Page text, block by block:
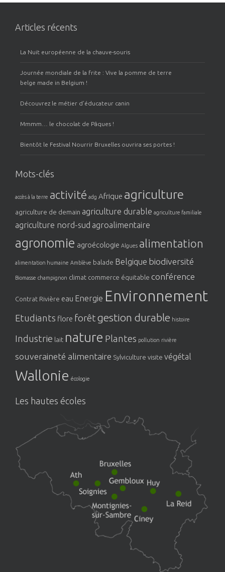
Articles récents
La Nuit européenne de la chauve-souris
Journée mondiale de la frite : Vive la pomme de terre
belge made in Belgium !
Découvrez le métier d’éducateur canin
Mmmm… le chocolat de Pâques !
Bientôt le Festival Nourrir Bruxelles ouvrira ses portes !
Mots-clés
accès à la terre activité adg Afrique agriculture
agriculture de demain agriculture durable agriculture familiale
agriculture nord-sud agroalimentaire
agronomie agroécologie Algues alimentation
alimentation humaine Amblève balade Belgique biodiversité
Biomasse champignon climat commerce équitable conférence
Contrat Rivière eau Energie Environnement
Etudiants flore forêtgestion durable histoire
Industrie lait nature Plantes pollution rivière
souveraineté alimentaire Sylviculture visite végétal
Wallonie écologie
Les hautes écoles